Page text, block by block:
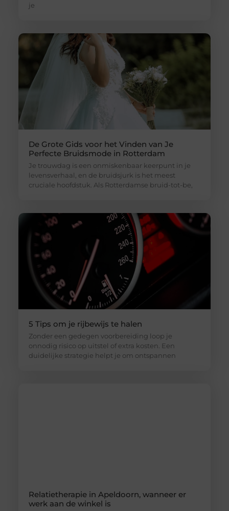
je
De Grote Gids voor het Vinden van Je
Perfecte Bruidsmode in Rotterdam
Je trouwdag is een onmiskenbaar keerpunt in je
levensverhaal, en de bruidsjurk is het meest
cruciale hoofdstuk. Als Rotterdamse bruid-tot-be,
5 Tips om je rijbewijs te halen
Zonder een gedegen voorbereiding loop je
onnodig risico op uitstel of extra kosten. Een
duidelijke strategie helpt je om ontspannen
Relatietherapie in Apeldoorn, wanneer er
werk aan de winkel is